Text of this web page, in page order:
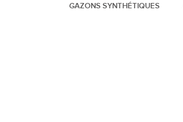
GAZONS SYNTHÉTIQUES